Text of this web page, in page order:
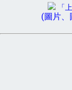
「
(圖片、